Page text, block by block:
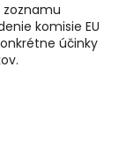
komisie EU
účinky